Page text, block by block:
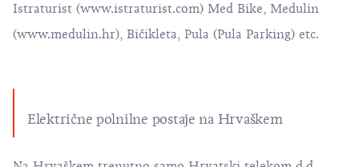
Istraturist (www.istraturist.com) Med Bike, Medulin
(www.medulin.hr), Bičikleta, Pula (Pula Parking) etc.
Električne polnilne postaje na Hrvaškem